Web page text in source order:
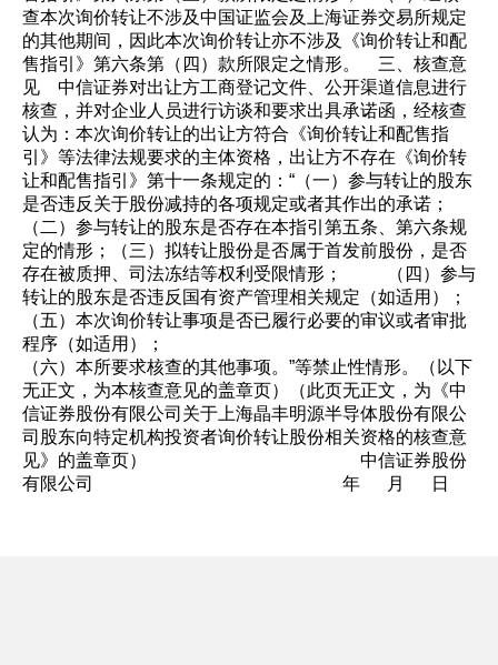
查本次询价转让不涉及中国证监会及上海证券交易所规定
的其他期间，因此本次询价转让亦不涉及《询价转让和配
售指引》第六条第（四）款所限定之情形。 三、核查意
见 中信证券对出让方工商登记文件、公开渠道信息进行
核查，并对企业人员进行访谈和要求出具承诺函，经核查
认为：本次询价转让的出让方符合《询价转让和配售指
引》等法律法规要求的主体资格，出让方不存在《询价转
让和配售指引》第十一条规定的：“（一）参与转让的股东
是否违反关于股份减持的各项规定或者其作出的承诺；
（二）参与转让的股东是否存在本指引第五条、第六条规
定的情形；（三）拟转让股份是否属于首发前股份，是否
存在被质押、司法冻结等权利受限情形； （四）参与
转让的股东是否违反国有资产管理相关规定（如适用）；
（五）本次询价转让事项是否已履行必要的审议或者审批
程序（如适用）；
（六）本所要求核查的其他事项。”等禁止性情形。（以下
无正文，为本核查意见的盖章页）（此页无正文，为《中
信证券股份有限公司关于上海晶丰明源半导体股份有限公
司股东向特定机构投资者询价转让股份相关资格的核查意
见》的盖章页） 中信证券股份
有限公司 年 月 日